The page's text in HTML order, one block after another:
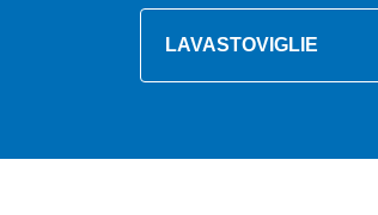
LAVASTOVIGLIE